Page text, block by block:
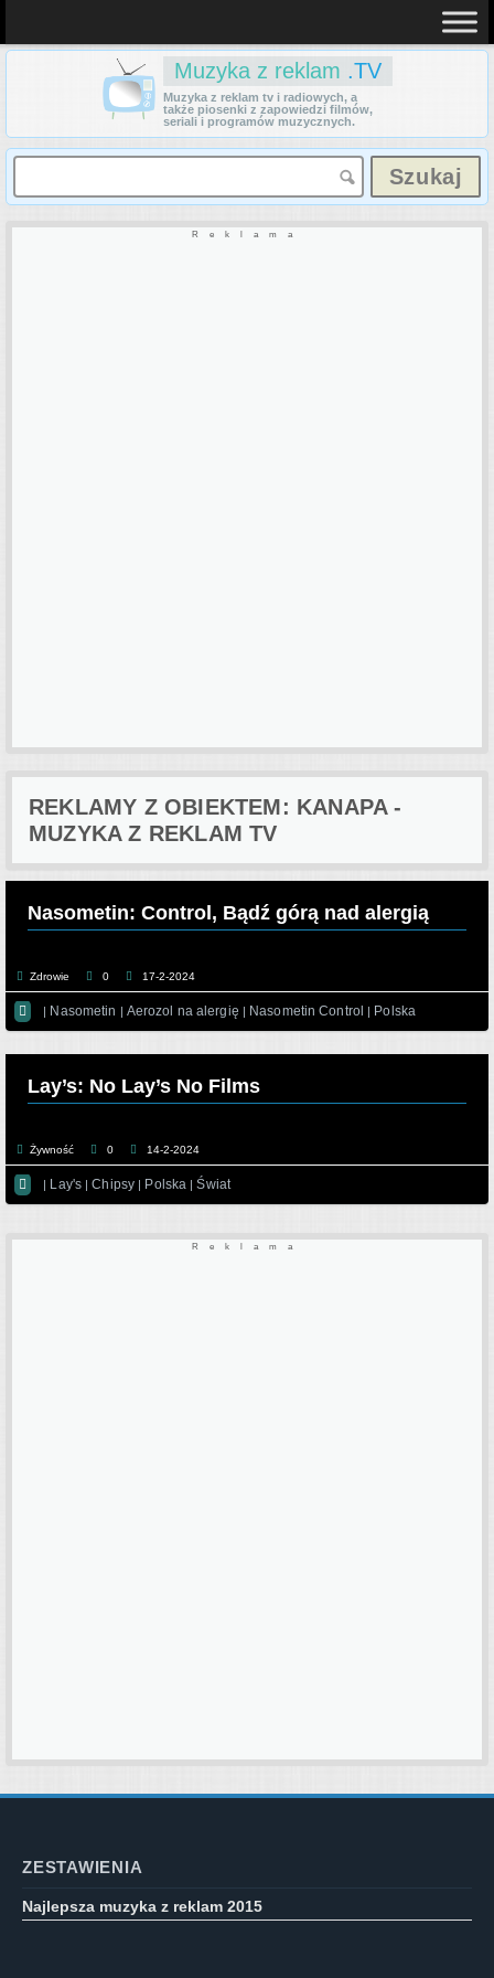
Muzyka z reklam .TV
Muzyka z reklam tv i radiowych, a
także piosenki z zapowiedzi filmów,
seriali i programów muzycznych.
Reklama
REKLAMY Z OBIEKTEM: KANAPA -
MUZYKA Z REKLAM TV
Nasometin: Control, Bądź górą nad alergią
Zdrowie 0 17-2-2024
 | Nasometin | Aerozol na alergię | Nasometin Control | Polska
Lay’s: No Lay’s No Films
Żywność 0 14-2-2024
 | Lay's |Chipsy | Polska |Świat
Reklama
ZESTAWIENIA
Najlepsza muzyka z reklam 2015